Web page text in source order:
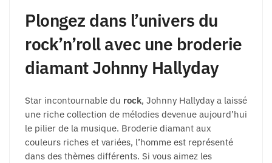
Plongez dans l’univers du
rock’n’roll avec une broderie
diamant Johnny Hallyday
Star incontournable du rock, Johnny Hallyday a laissé
une riche collection de mélodies devenue aujourd’hui
le pilier de la musique. Broderie diamant aux
couleurs riches et variées, l’homme est représenté
dans des thèmes différents. Si vous aimez les